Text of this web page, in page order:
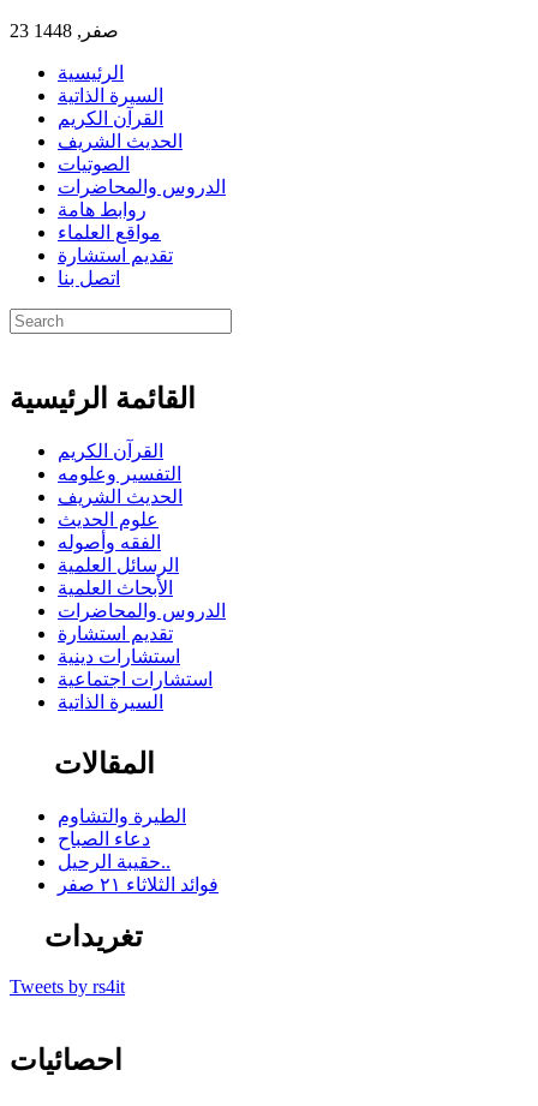
23 صفر, 1448
الرئيسية
السيرة الذاتية
القرآن الكريم
الحديث الشريف
الصوتيات
الدروس والمحاضرات
روابط هامة
مواقع العلماء
تقديم استشارة
اتصل بنا
القائمة الرئيسية
القرآن الكريم
التفسير وعلومه
الحديث الشريف
علوم الحديث
الفقه وأصوله
الرسائل العلمية
الأبحاث العلمية
الدروس والمحاضرات
تقديم استشارة
استشارات دينية
استشارات اجتماعية
السيرة الذاتية
المقالات
الطيرة والتشاوم
دعاء الصباح
حقيبة الرحيل..
فوائد الثلاثاء ٢١ صفر
تغريدات
Tweets by rs4it
احصائيات